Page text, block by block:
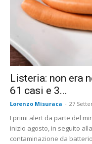
Listeria: non era
61 casi e 3...
Lorenzo Misuraca - 27
I primi alert da parte del
inizio agosto, in seguito
contaminazione da